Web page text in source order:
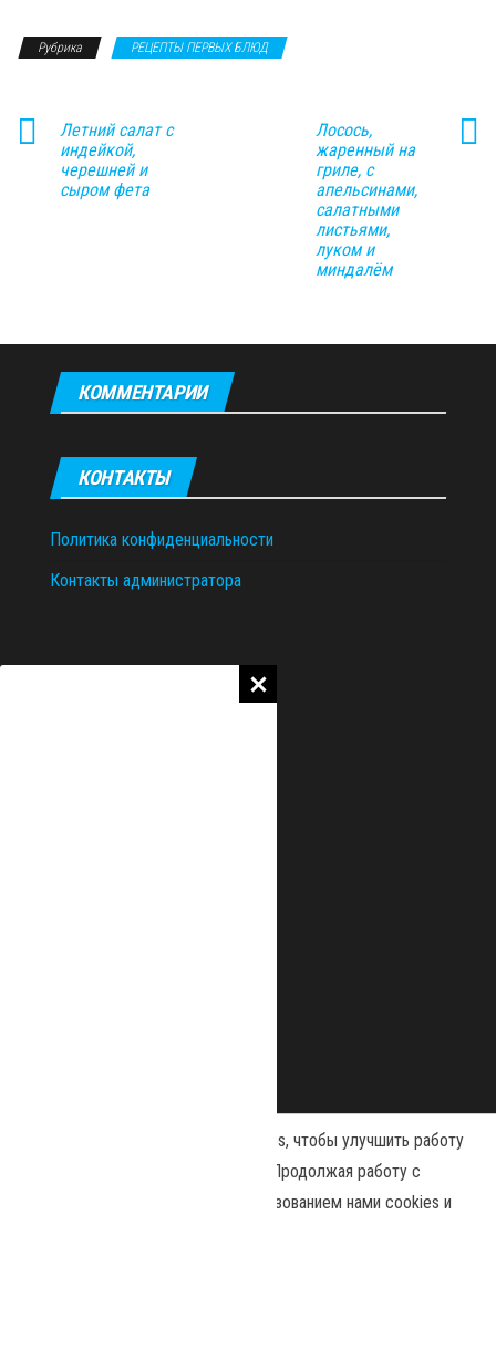
Рубрика РЕЦЕПТЫ ПЕРВЫХ БЛЮД
Летний салат с
индейкой,
черешней и
сыром фета
Лосось,
жаренный на
гриле, с
апельсинами,
салатными
листьями,
луком и
миндалём
КОММЕНТАРИИ
КОНТАКТЫ
Политика конфиденциальности
Контакты администратора
Наш сайт использует файлы cookies, чтобы улучшить работу
и повысить эффективность сайта. Продолжая работу с
сайтом, вы соглашаетесь с использованием нами cookies и